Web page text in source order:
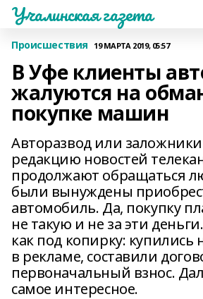
Учалинская газета
Происшествия 19 МАРТА 2019, 05:57
В Уфе клиенты
жалуются на
покупке машин
Авторазвод или
редакцию новостей
продолжают обращаться
были вынуждены
автомобиль. Да, покупку
не такую и не за эти
как под копирку: купились
в рекламе, составили
первоначальный взнос.
самое интересное.